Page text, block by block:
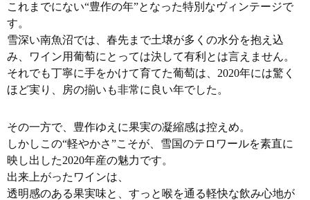
これまでにない“豊作の年”となった特別なヴィンテージで
す。
雪深い南魚沼では、春先まで土壌が多くの水分を抱え込
み、ワイン用葡萄にとっては決して有利とは言えません。
それでも丁寧に手をかけて育てた葡萄は、2020年には驚く
ほど実り、房の揃いも非常に良い年でした。
その一方で、豊作ゆえに果実の凝縮感は控えめ。
しかしこの“軽やかさ”こそが、雪国のテロワールを素直に
映し出した2020年産の魅力です。
出来上がったワインは、
透明感のある果実味と、すっと喉を通る軽快な飲み心地が